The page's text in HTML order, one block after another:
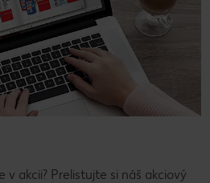
v akcii? Prelistujte si náš akciový